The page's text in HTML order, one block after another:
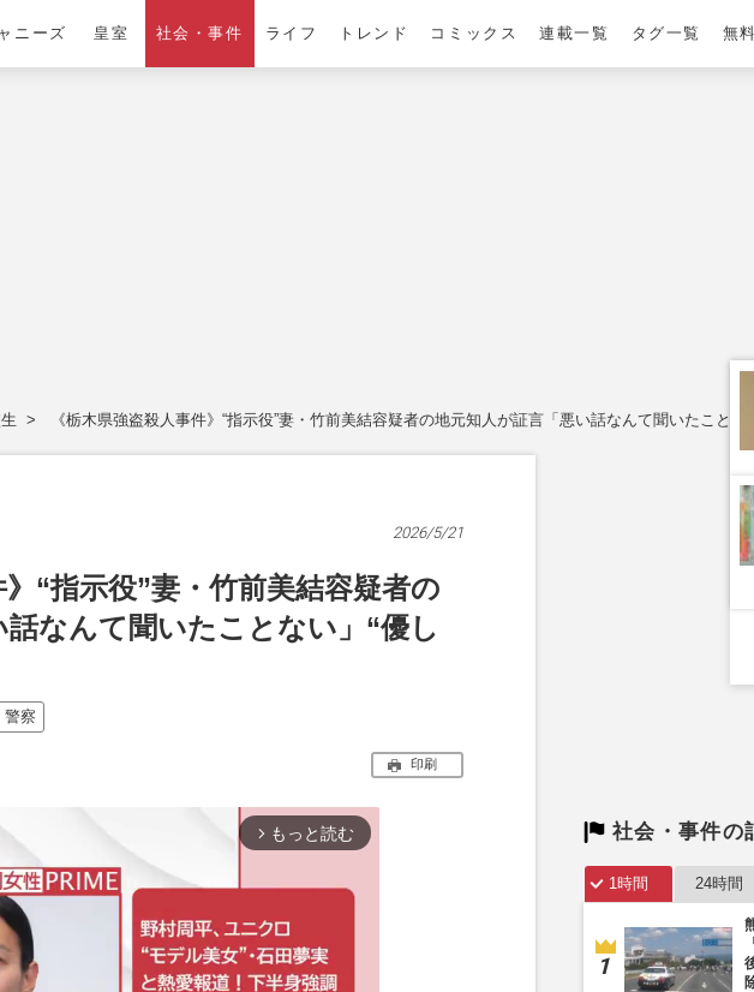
ニーズ 皇室 社会・事件 ライフ トレンド コミックス 連載一覧 タグ一覧 無
《栃木県強盗殺人事件》“指示役”妻・竹前美結容疑者の地元知人が証言「悪い話なんて聞いたことな
2026/5/21
》“指示役”妻・竹前美結容疑者の
なんて聞いたことない」“優し
警察
印刷
arrow_forward_ios もっと読む 社会・事件の
1時間 24時間